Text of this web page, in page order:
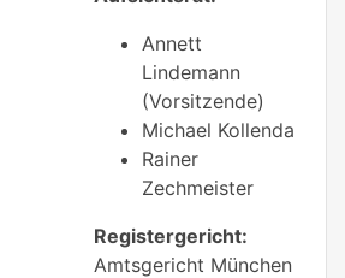
Annett
Lindemann
(Vorsitzende)
Michael Kollenda
Rainer
Zechmeister
Registergericht:
Amtsgericht München